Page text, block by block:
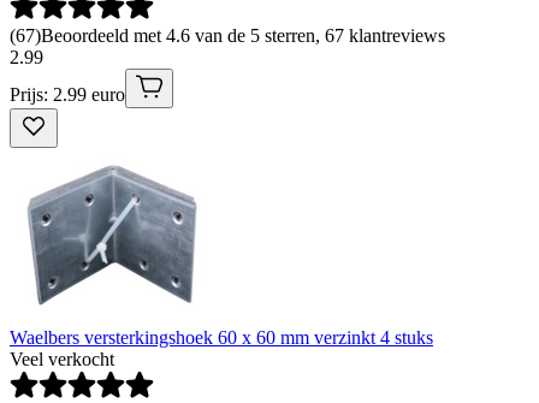
(67)Beoordeeld met 4.6 van de 5 sterren, 67 klantreviews
2.99
Prijs: 2.99 euro
Waelbers versterkingshoek 60 x 60 mm verzinkt 4 stuks
Veel verkocht